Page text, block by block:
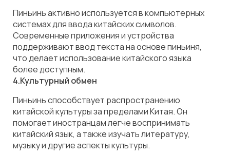
Пиньинь активно используется в компьютерных
системах для ввода китайских символов.
Современные приложения и устройства
поддерживают ввод текста на основе пиньиня,
что делает использование китайского языка
более доступным.
4.Культурный обмен
Пиньинь способствует распространению
китайской культуры за пределами Китая. Он
помогает иностранцам легче воспринимать
китайский язык, а также изучать литературу,
музыку и другие аспекты культуры.